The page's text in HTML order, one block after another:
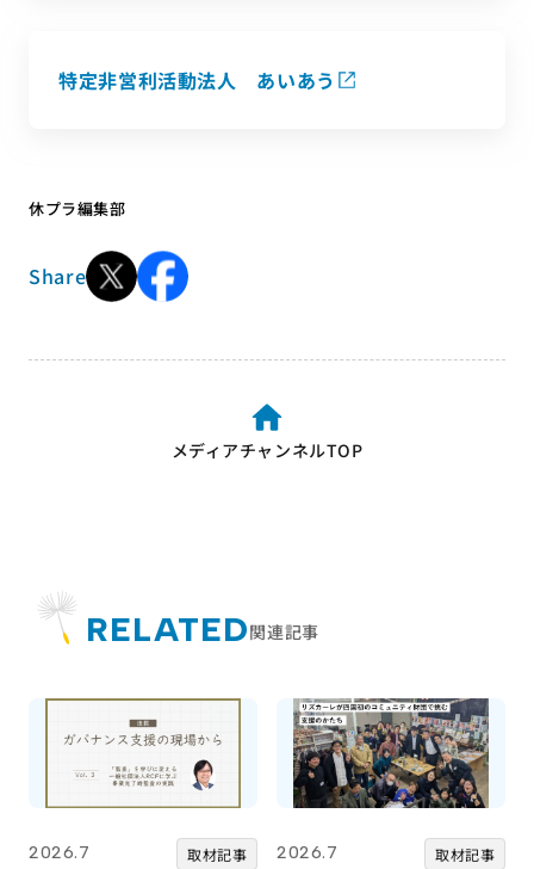
特定非営利活動法人 あいあう
休プラ編集部
Share
メディアチャンネルTOP
RELATED関連記事
2026.7 取材記事 2026.7 取材記事